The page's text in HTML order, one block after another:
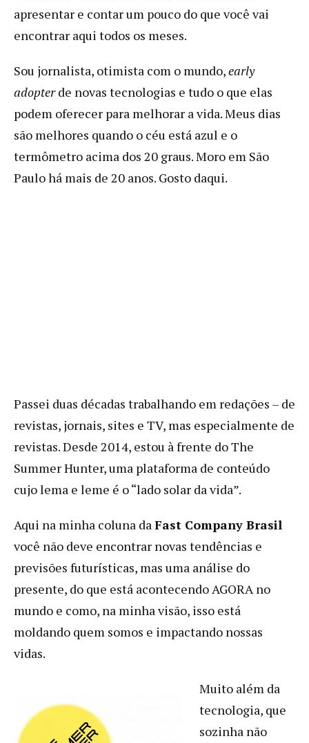
apresentar e contar um pouco do que você vai
encontrar aqui todos os meses.
Sou jornalista, otimista com o mundo,early
adopterde novas tecnologias e tudo o que elas
podem oferecer para melhorar a vida. Meus dias
são melhores quando o céu está azul e o
termômetro acima dos 20 graus. Moro em São
Paulo há mais de 20 anos. Gosto daqui.
Passei duas décadas trabalhando em redações – de
revistas, jornais, sites e TV, mas especialmente de
revistas. Desde 2014, estou à frente do The
Summer Hunter, uma plataforma de conteúdo
cujo lema e leme é o “lado solar da vida”.
Aqui na minha coluna daFast Company Brasil
você não deve encontrar novas tendências e
previsões futurísticas, mas uma análise do
presente, do que está acontecendo AGORA no
mundo e como, na minha visão, isso está
moldando quem somos e impactando nossas
vidas.
Muito além da
tecnologia, que
sozinha não